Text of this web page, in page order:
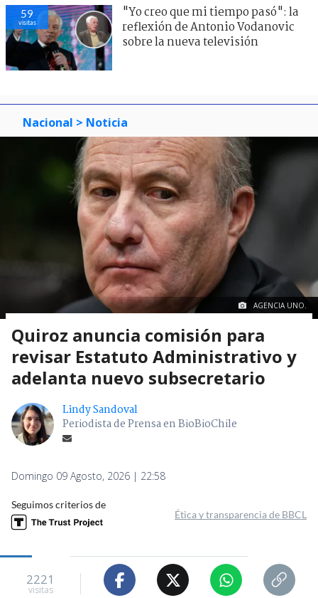
59
visitas
"Yo creo que mi tiempo pasó": la
reflexión de Antonio Vodanovic
sobre la nueva televisión
Nacional > Noticia
AGENCIA UNO.
Quiroz anuncia comisión para
revisar Estatuto Administrativo y
adelanta nuevo subsecretario
Lindy Sandoval
Periodista de Prensa en BioBioChile
Domingo 09 Agosto, 2026 | 22:58
Seguimos criterios de
Ética y transparencia de BBCL
2221
visitas